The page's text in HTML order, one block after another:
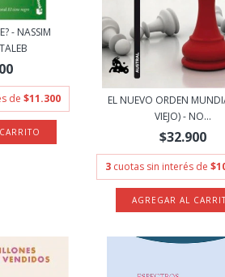
- NASSIM
de $11.300
EL NUEVO ORDEN
VIEJO) - NO...
$32.900
3 cuotas sin interés de